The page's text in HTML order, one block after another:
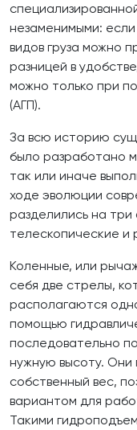
незаменимыми:
видов груза можно
разницей в
можно только при
(АГП).
За всю историю
было разработано
так или иначе
ходе эволюции
разделились на три
телескопические
Коленные, или
себя две стрелы,
располагаются
помощью
последовательно
нужную высоту.
собственный вес,
вариантом для
Такими